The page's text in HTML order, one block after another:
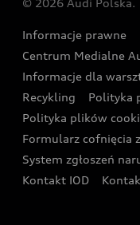
Wyszukaj
Oferta dla
Oferta dla klientów
Kalkulator rat
Ubezpieczenie
Zasięg
Gwarancja
Akcje serwisowe
Katalog online
Audi i Muzeum
Audi driving
Audi quattro Cup
Audi i Puchar
Zakopanem
© 2026 Audi Polska.
Informacje prawne
Centrum Medialne
Informacje dla
Recykling
Polityka
Polityka plików
Formularz cofnięcia
System zgłoszeń
Kontakt IOD